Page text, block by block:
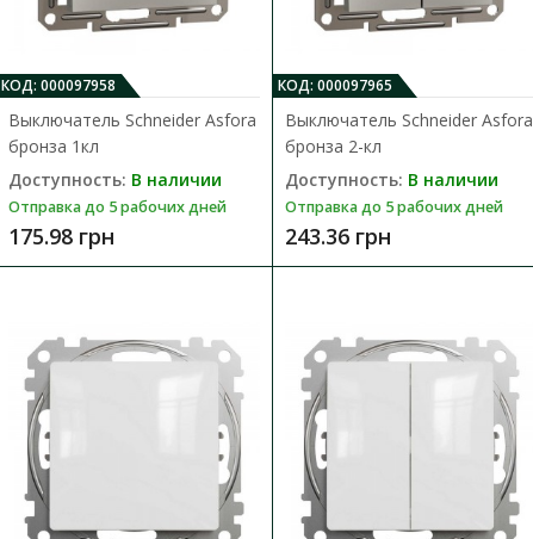
Выключатель Schneider Asfora кремовый 2кл с рамкой
Отправка до 5 рабочих дней
Механизм выключателя Schneider Asfora предназначен для
управления (включения/выключения) одной групп..
179.71 грн
Выключатель Schneider Asfora сталь 1кл
Доступность: В наличии
Отправка до 5 рабочих дней
Электрический выключатель Schneider Electric Asfora
EPH0100162 цвета сталь - это механизм с суппорто..
КОД: 000097958
Выключатель Schneider Asfora
бронза 1кл
Доступность: В наличии
Отправка до 5 рабочих дней
175.98 грн
КОД: 000097965
Выключатель Schneider Asfora
бронза 2-кл
Доступность: В наличии
Отправка до 5 рабочих дней
243.36 грн